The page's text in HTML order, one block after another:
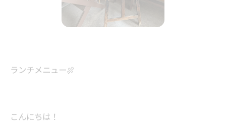
ランチメニュー🍖⁡
⁡こんにちは！⁡